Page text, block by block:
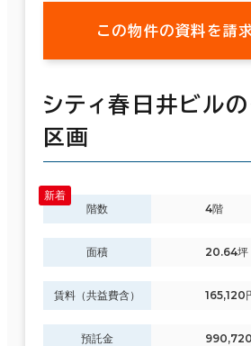
この物件の資料を請
シティ春日井ビル
区画
階数 4階
面積 20.64坪
賃料（共益費含） 165,120
預託金